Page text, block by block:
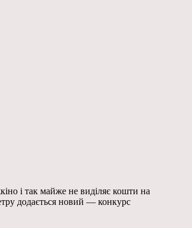
і так майже не виділяє кошти на
додається новий — конкурс